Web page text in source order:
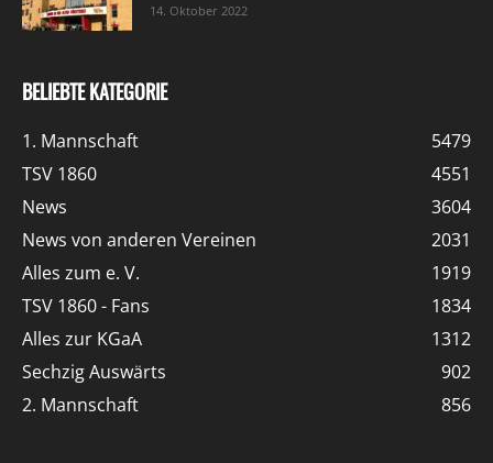
14. Oktober 2022
BELIEBTE KATEGORIE
1. Mannschaft
5479
TSV 1860
4551
News
3604
News von anderen Vereinen
2031
Alles zum e. V.
1919
TSV 1860 - Fans
1834
Alles zur KGaA
1312
Sechzig Auswärts
902
2. Mannschaft
856